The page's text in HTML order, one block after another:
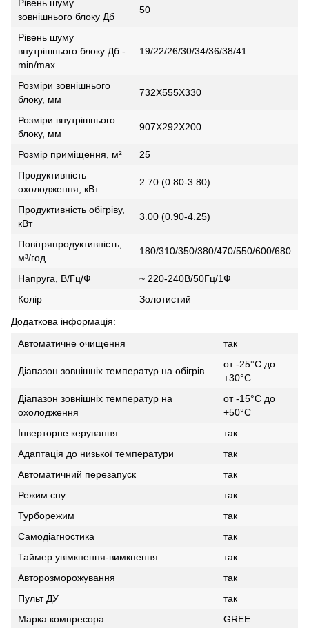
Рівень шуму
зовнішнього блоку Дб
50
Рівень шуму
внутрішнього блоку Дб -
min/max
19/22/26/30/34/36/38/41
Розміри зовнішнього
блоку, мм
732X555X330
Розміри внутрішнього
блоку, мм
907X292X200
Розмір приміщення, м²
25
Продуктивність
охолодження, кВт
2.70 (0.80-3.80)
Продуктивність обігріву,
кВт
3.00 (0.90-4.25)
Повітряпродуктивність,
м³/год
180/310/350/380/470/550/600/680
Напруга, В/Гц/Ф
~ 220-240В/50Гц/1Ф
Колір
Золотистий
Додаткова інформація:
Автоматичне очищення
так
Діапазон зовнішніх температур на обігрів
от -25°C до
+30°C
Діапазон зовнішніх температур на
охолодження
от -15°C до
+50°C
Інверторне керування
так
Адаптація до низької температури
так
Автоматичний перезапуск
так
Режим сну
так
Турборежим
так
Самодіагностика
так
Таймер увімкнення-вимкнення
так
Авторозморожування
так
Пульт ДУ
так
Марка компресора
GREE